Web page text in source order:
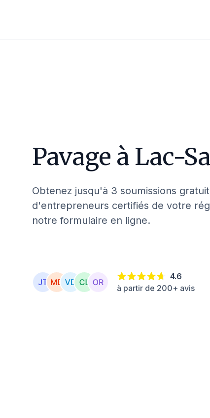
Pavage à Lac-
Obtenez jusqu'à 3 soumissions
d'entrepreneurs certifiés de votre
notre formulaire en ligne.
4.6
à partir de 200+ avis